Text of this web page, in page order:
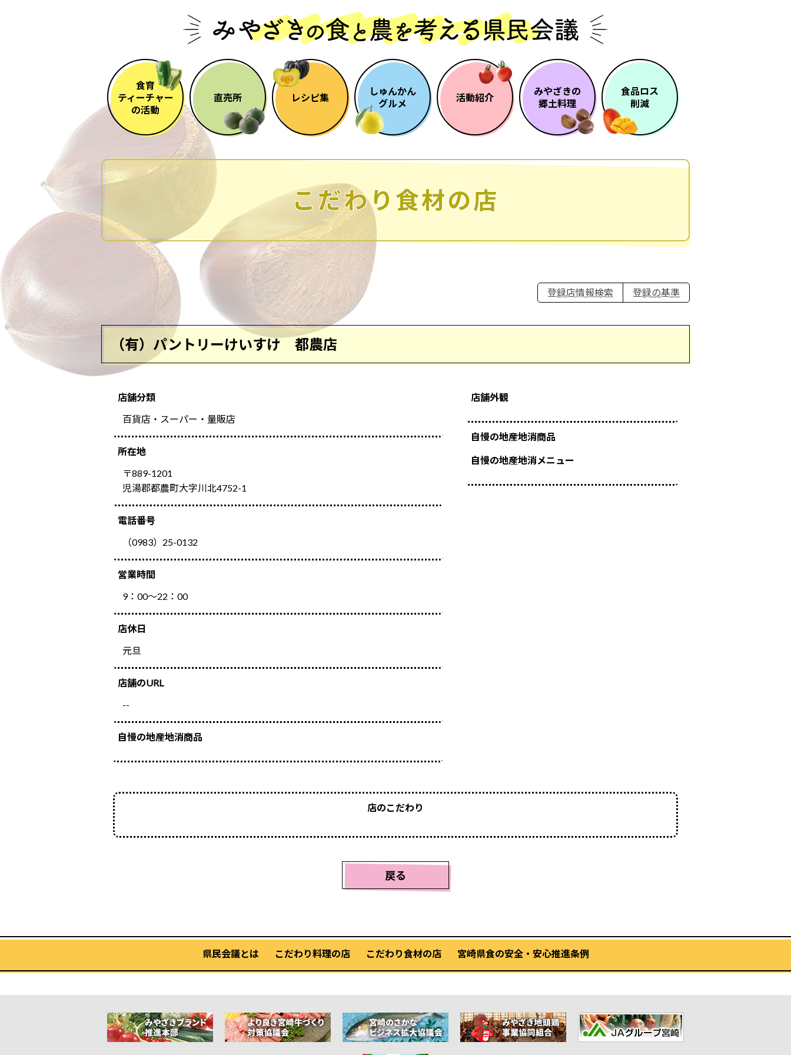
食育
ティーチャー
の活動
直売所 レシピ集
しゅんかん
グルメ
活動紹介
みやざきの
郷土料理
食品ロス
削減
こだわり食材の店
登録店情報検索 登録の基準
（有）パントリーけいすけ 都農店
店舗分類
百貨店・スーパー・量販店
所在地
〒889-1201
児湯郡都農町大字川北4752-1
電話番号
（0983）25-0132
営業時間
9：00～22：00
店休日
元旦
店舗のURL
--
自慢の地産地消商品
店舗外観
自慢の地産地消商品
自慢の地産地消メニュー
店のこだわり
戻る
県民会議とは こだわり料理の店 こだわり食材の店 宮崎県食の安全・安心推進条例